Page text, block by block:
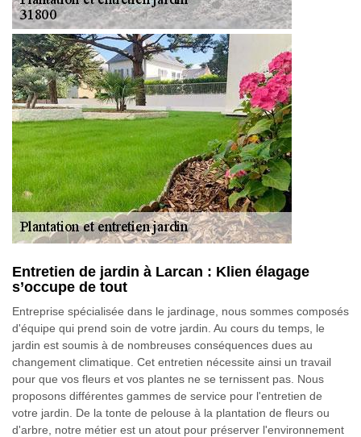
Entretien de jardin à Larcan : Klien élagage
s’occupe de tout
Entreprise spécialisée dans le jardinage, nous sommes composés
d'équipe qui prend soin de votre jardin. Au cours du temps, le
jardin est soumis à de nombreuses conséquences dues au
changement climatique. Cet entretien nécessite ainsi un travail
pour que vos fleurs et vos plantes ne se ternissent pas. Nous
proposons différentes gammes de service pour l'entretien de
votre jardin. De la tonte de pelouse à la plantation de fleurs ou
d'arbre, notre métier est un atout pour préserver l'environnement